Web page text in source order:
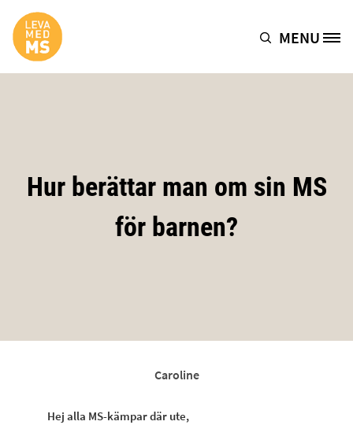
Site Logo MENU
Hur berättar man om sin MS
för barnen?
Caroline
Hej alla MS-kämpar där ute,